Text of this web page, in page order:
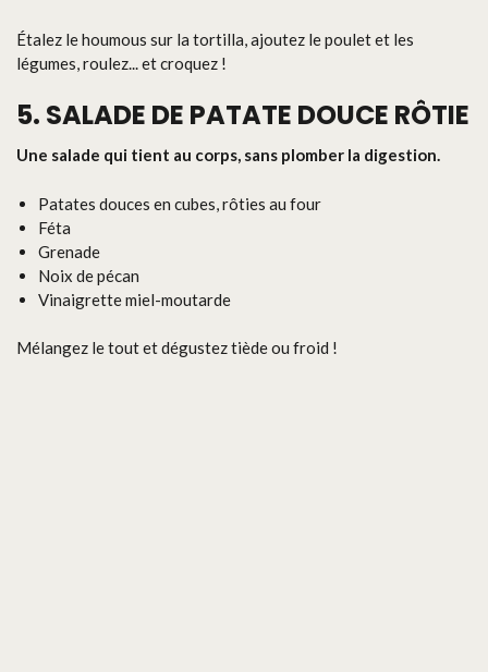
Étalez le houmous sur la tortilla, ajoutez le poulet et les
légumes, roulez... et croquez !
5. SALADE DE PATATE DOUCE RÔTIE
Une salade qui tient au corps, sans plomber la digestion.
Patates douces en cubes, rôties au four
Féta
Grenade
Noix de pécan
Vinaigrette miel-moutarde
Mélangez le tout et dégustez tiède ou froid !